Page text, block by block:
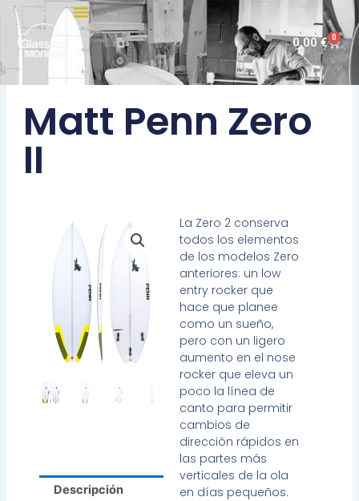
contenido
0,00€ 0
Matt Penn Zero
II
La Zero 2 conserva
todos los elementos
de los modelos Zero
anteriores: un low
entry rocker que
hace que planee
como un sueño,
pero con un ligero
aumento en el nose
rocker que eleva un
poco la línea de
canto para permitir
cambios de
dirección rápidos en
las partes más
verticales de la ola
en días pequeños.
Descripción